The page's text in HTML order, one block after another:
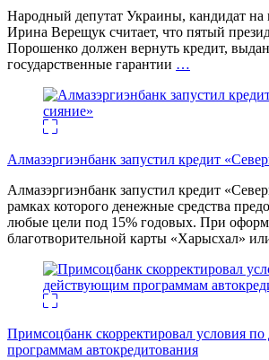
Народный депутат Украины, кандидат на
Ирина Верещук считает, что пятый
Порошенко должен вернуть кредит,
государственные гарантии …
Алмазэргиэнбанк запустил кредит
Алмазэргиэнбанк запустил кредит
рамках которого денежные средства
любые цели под 15% годовых. При
благотворительной карты «Харысхал»
Примсоцбанк скорректировал условия
программам автокредитования